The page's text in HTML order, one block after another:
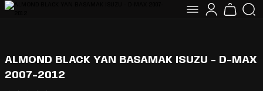
ALMOND BLACK YAN BASAMAK ISUZU - D-MAX
2007-2012